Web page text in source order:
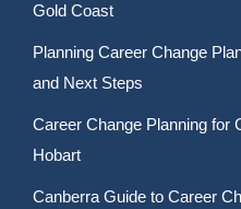
Gold Coast
Planning Career Change
and Next Steps
Career Change Planning for
Hobart
Canberra Guide to Career